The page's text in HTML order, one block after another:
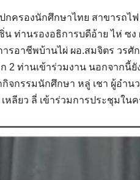
กครองนักศึกษาไทย สาขารถไ
ท่านรองอธิการบดีอ้าย ไห่ ซง
รอาชีพบ้านไผ่ ผอ.สมจิตร วร
2 ท่านเข้าร่วมงาน นอกจากนี้ยั
จกรรมนักศึกษา หลู่ เชา ผู้อำน
ลียว ลี่ เข้าร่วมการประชุมใน